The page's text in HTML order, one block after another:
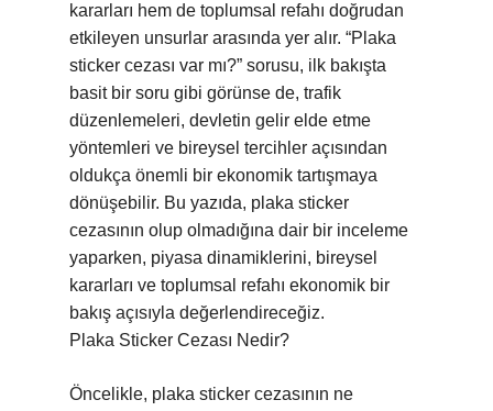
kararları hem de toplumsal refahı doğrudan
etkileyen unsurlar arasında yer alır. “Plaka
sticker cezası var mı?” sorusu, ilk bakışta
basit bir soru gibi görünse de, trafik
düzenlemeleri, devletin gelir elde etme
yöntemleri ve bireysel tercihler açısından
oldukça önemli bir ekonomik tartışmaya
dönüşebilir. Bu yazıda, plaka sticker
cezasının olup olmadığına dair bir inceleme
yaparken, piyasa dinamiklerini, bireysel
kararları ve toplumsal refahı ekonomik bir
bakış açısıyla değerlendireceğiz.
Plaka Sticker Cezası Nedir?
Öncelikle, plaka sticker cezasının ne